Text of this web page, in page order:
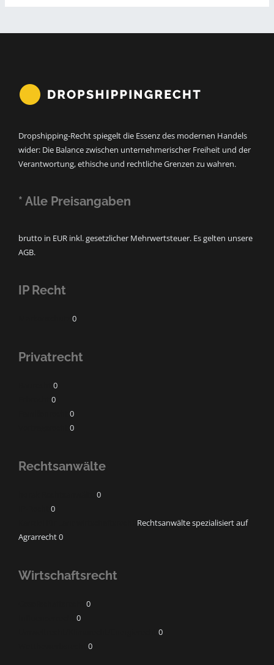
Dropshipping-Recht spiegelt die Essenz des modernen Handels
wider: Die Balance zwischen unternehmerischer Freiheit und der
Verantwortung, ethische und rechtliche Grenzen zu wahren.
* Alle Preisangaben
brutto in EUR inkl. gesetzlicher Mehrwertsteuer. Es gelten unsere
AGB.
IP Recht
0
Privatrecht
0
0
0
0
Rechtsanwälte
0
0
Rechtsanwälte spezialisiert auf
Agrarrecht 0
Wirtschaftsrecht
0
0
0
0